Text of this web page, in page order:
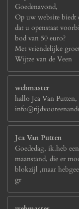
Goedenavond,
Op uw website biedt
dat u openstaat
bod van 50 euro?
Met vriendelijke
Wijtze van de Veen
webmaster
hallo Jca Van
Jca Van Putten
Goededag, ik.heb
maanstand, die er
blokzijl ,maar
gr